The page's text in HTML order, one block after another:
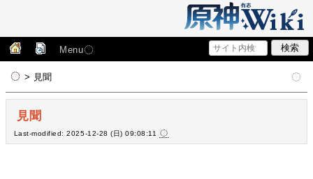
Menu
> 見聞
見聞
Last-modified: 2025-12-28 (日) 09:08:11